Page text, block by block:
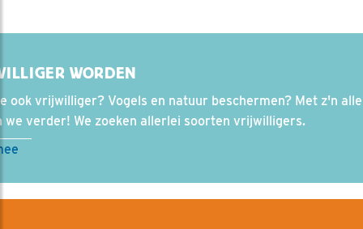
WORDEN
ook vrijwilliger? Vogels en natuur beschermen? Met z'n
we verder! We zoeken allerlei soorten vrijwilligers.